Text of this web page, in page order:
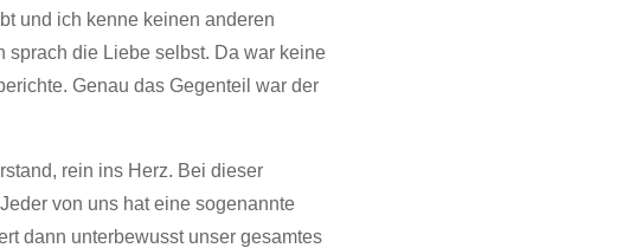
und ich kenne keinen anderen
die Liebe selbst. Da war keine
Genau das Gegenteil war der
rein ins Herz. Bei dieser
von uns hat eine sogenannte
dann unterbewusst unser gesamtes